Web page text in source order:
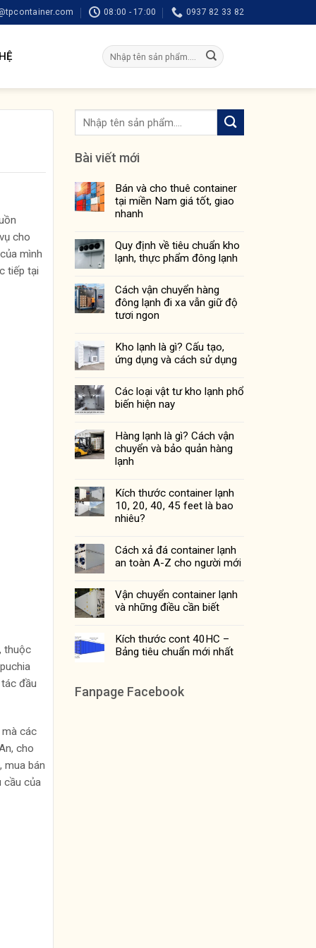
08:00 - 17:00 0937 82 33 82
Tìm
kiếm:
cho
mình
tiếp tại
thuộc
đầu
mà các
cho
, mua bán
cầu của
Bài viết mới
Bán và cho thuê container
tại miền Nam giá tốt, giao
nhanh
Quy định về tiêu chuẩn kho
lạnh, thực phẩm đông lạnh
Cách vận chuyển hàng
đông lạnh đi xa vẫn giữ độ
tươi ngon
Kho lạnh là gì? Cấu tạo,
ứng dụng và cách sử dụng
Các loại vật tư kho lạnh phổ
biến hiện nay
Hàng lạnh là gì? Cách vận
chuyển và bảo quản hàng
lạnh
Kích thước container lạnh
10, 20, 40, 45 feet là bao
nhiêu?
Cách xả đá container lạnh
an toàn A-Z cho người mới
Vận chuyển container lạnh
và những điều cần biết
Kích thước cont 40HC –
Bảng tiêu chuẩn mới nhất
Fanpage Facebook